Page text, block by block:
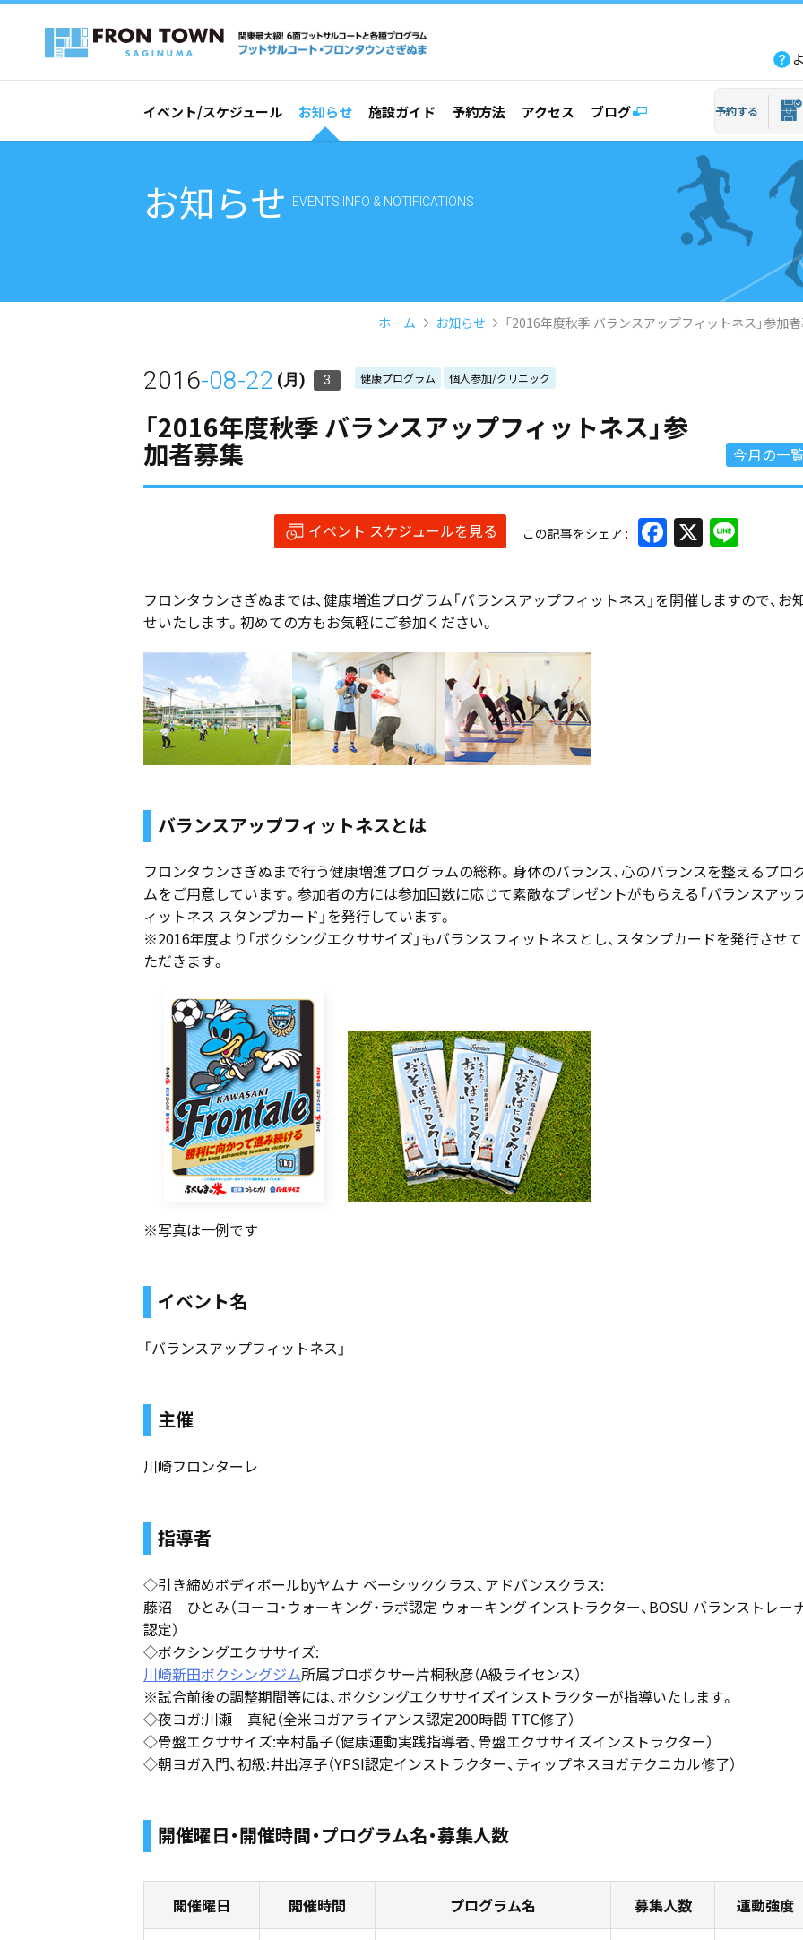
イベント/スケジュール お知らせ 施設ガイド 予約方法 アクセス ブログ 予約する
お知らせ EVENTS INFO & NOTIFICATIONS
ホーム お知らせ 「2016年度秋季 バランスアップフィットネス」参加
2016-08-22 (月) 3 健康プログラム 個人参加/クリニック
「2016年度秋季 バランスアップフィットネス」参
加者募集 今月の一
イベント スケジュールを見る この記事をシェア Facebook
X Line
フロンタウンさぎぬまでは、健康増進プログラム「バランスアップフィットネス」を開催しますので、お
せいたします。初めての方もお気軽にご参加ください。
バランスアップフィットネスとは
フロンタウンさぎぬまで行う健康増進プログラムの総称。身体のバランス、心のバランスを整えるプロ
ムをご用意しています。参加者の方には参加回数に応じて素敵なプレゼントがもらえる「バランスアッ
ィットネス スタンプカード」を発行しています。
※2016年度より「ボクシングエクササイズ」もバランスフィットネスとし、スタンプカードを発行させ
ただきます。
※写真は一例です
イベント名
「バランスアップフィットネス」
主催
川崎フロンターレ
指導者
◇引き締めボディボールbyヤムナ ベーシッククラス、アドバンスクラス:
藤沼 ひとみ（ヨーコ・ウォーキング・ラボ認定 ウォーキングインストラクター、BOSU バランストレー
認定）
◇ボクシングエクササイズ:
川崎新田ボクシングジム所属プロボクサー片桐秋彦（A級ライセンス）
※試合前後の調整期間等には、ボクシングエクササイズインストラクターが指導いたします。
◇夜ヨガ:川瀬 真紀（全米ヨガアライアンス認定200時間 TTC修了）
◇骨盤エクササイズ:幸村晶子（健康運動実践指導者、骨盤エクササイズインストラクター）
◇朝ヨガ入門、初級:井出淳子（YPSI認定インストラクター、ティップネスヨガテクニカル修了）
開催曜日・開催時間・プログラム名・募集人数
開催曜日 開催時間 プログラム名 募集人数 運動強度